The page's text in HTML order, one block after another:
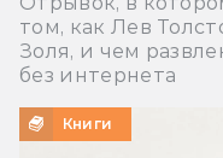
том, как Лев
Золя, и чем
без интернета
Книги